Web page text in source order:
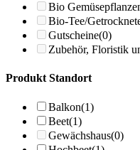
Bio
Bio-Tee/
Gutscheine(0)
Zubehör, Floristik
Produkt Standort
Balkon(1)
Beet(1)
Gewächshaus(0)